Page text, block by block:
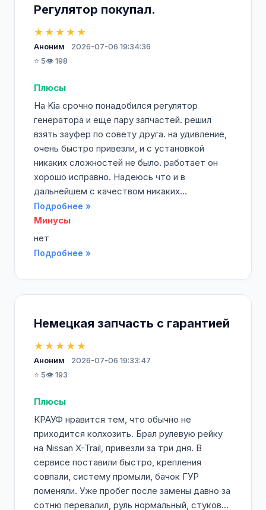
Регулятор покупал.
★★★★★
Аноним
2026-07-06 19:34:36
⭐ 5👁️ 198
Плюсы
На Kia срочно понадобился регулятор
генератора и еще пару запчастей. решил
взять зауфер по совету друга. на удивление,
очень быстро привезли, и с установкой
никаких сложностей не было. работает он
хорошо исправно. Надеюсь что и в
дальнейшем с качеством никаких...
Подробнее »
Минусы
нет
Подробнее »
Немецкая запчасть с гарантией
★★★★★
Аноним
2026-07-06 19:33:47
⭐ 5👁️ 193
Плюсы
КРАУФ нравится тем, что обычно не
приходится колхозить. Брал рулевую рейку
на Nissan X-Trail, привезли за три дня. В
сервисе поставили быстро, крепления
совпали, систему промыли, бачок ГУР
поменяли. Уже пробег после замены давно за
сотню перевалил, руль нормальный, стуков...